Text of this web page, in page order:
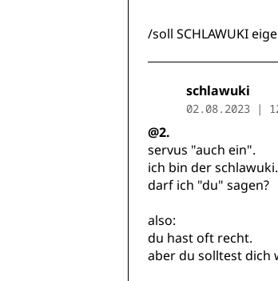
/soll SCHLAWUKI
schlawuki
02.08.2023 |
@2.
servus "auch ein".
ich bin der schlawuki.
darf ich "du" sagen?
also:
du hast oft recht.
aber du solltest dich